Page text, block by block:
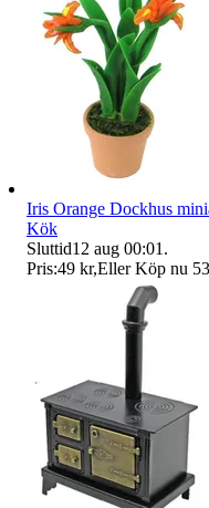
Iris Orange Dockhus
Kök
Sluttid12 aug 00:01 .
Pris:49 kr,Eller Köp nu